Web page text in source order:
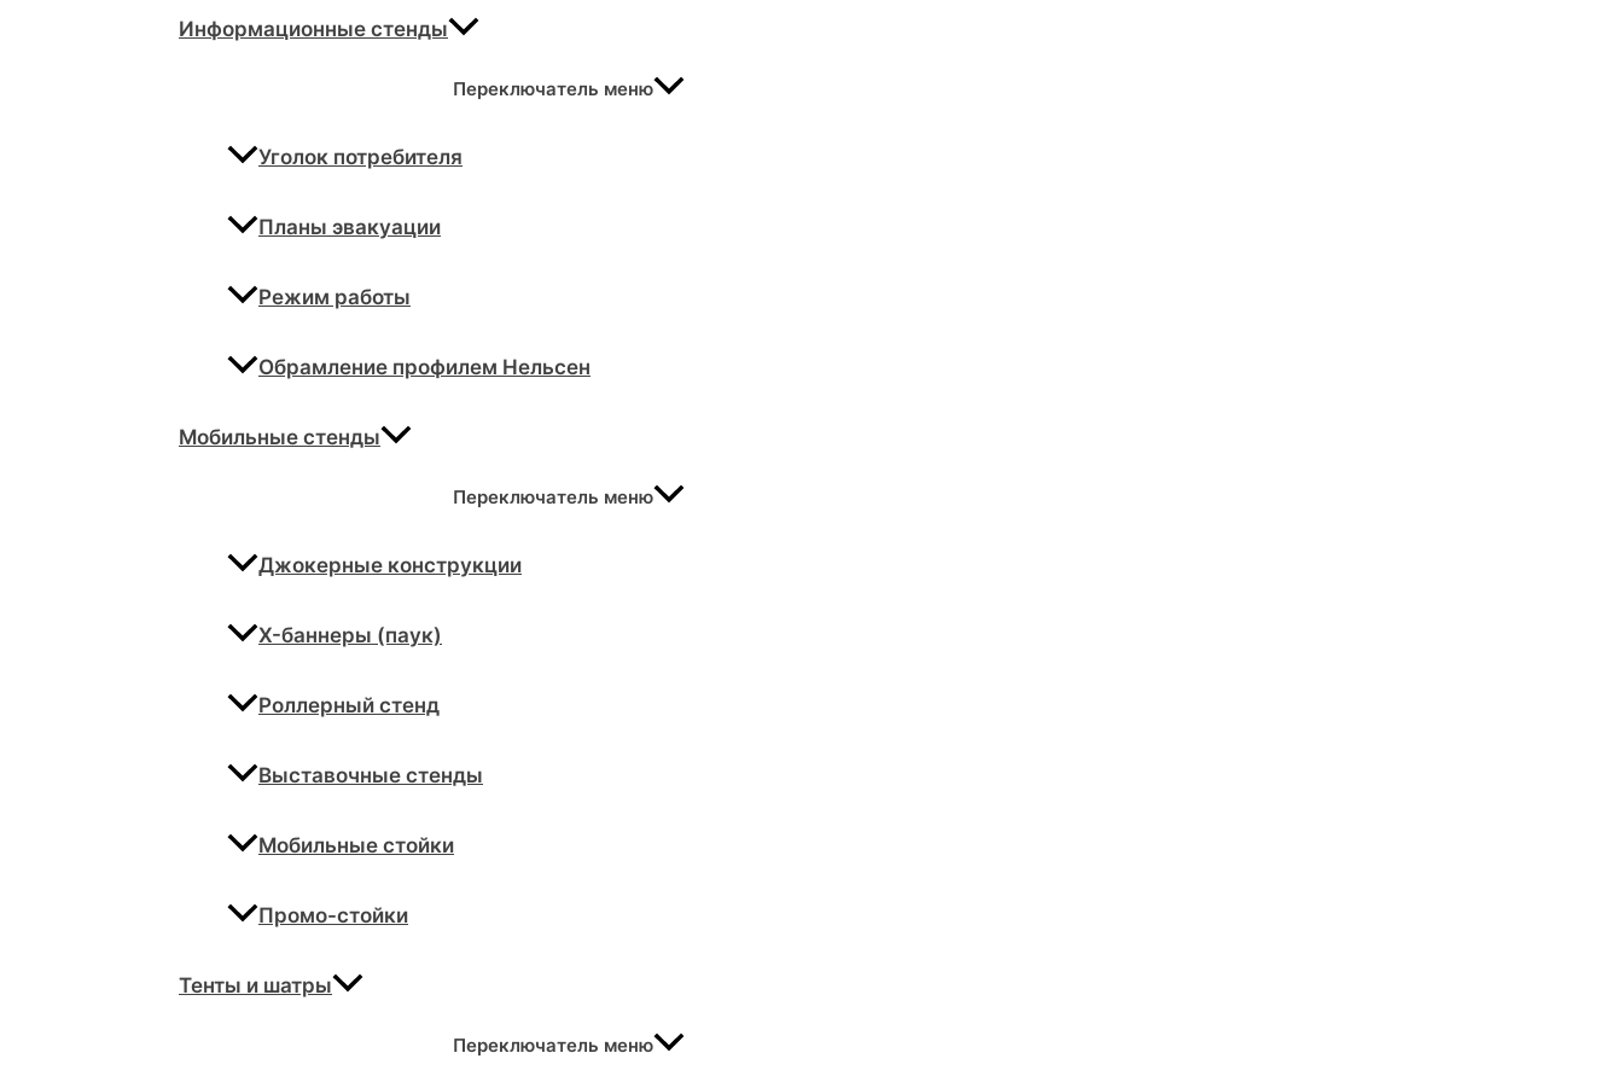
Информационные стенды
Переключатель меню
Уголок потребителя
Планы эвакуации
Режим работы
Обрамление профилем Нельсен
Мобильные стенды
Переключатель меню
Джокерные конструкции
X-баннеры (паук)
Роллерный стенд
Выставочные стенды
Мобильные стойки
Промо-стойки
Тенты и шатры
Переключатель меню